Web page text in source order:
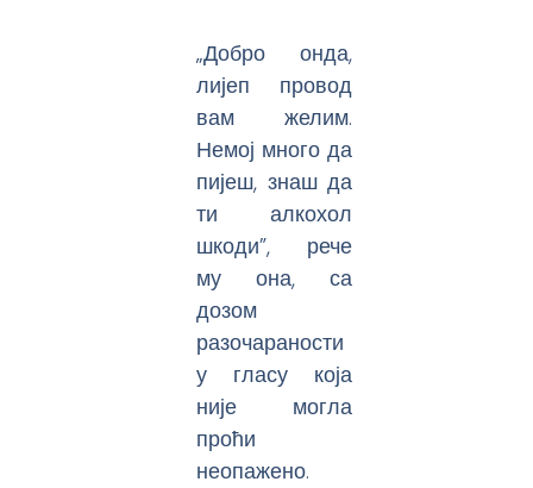
„Добро онда,
лијеп провод
вам желим.
Немој много да
пијеш, знаш да
ти алкохол
шкоди”, рече
му она, са
дозом
разочараности
у гласу која
није могла
проћи
неопажено.